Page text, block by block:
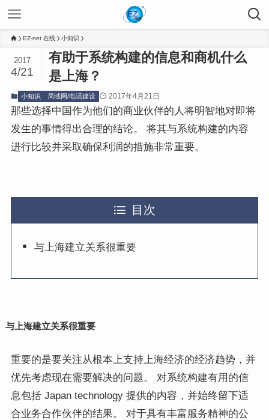
EZ-net 在线 小知识
有助于系统构建的信息和商机什么
是上海？
2017
4/21
小知识 局域网/电话建设 2017年4月21日
那些选择中国作为他们的商业伙伴的人将明智地对即将
发生的事情得出合理的结论。 将其与系统构建的内容
进行比较并采取确保利润的措施非常重要。
目次
与上海建立关系很重要
与上海建立关系很重要
重要的是要关注从根本上支持上海经济的经济趋势，并
优先考虑现在需要解决的问题。 对系统构建有用的信
息包括 Japan technology 提供的内容，并始终留下适
合业务合作伙伴的结果。 对于具有丰富服务精神的公